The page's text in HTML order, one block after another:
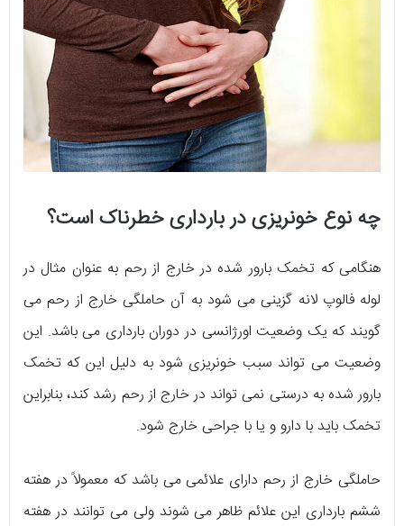
چه نوع خونریزی در بارداری خطرناک است؟
هنگامی که تخمک بارور شده در خارج از رحم به عنوان مثال در
لوله فالوپ لانه گزینی می شود به آن حاملگی خارج از رحم می
گویند که یک وضعیت اورژانسی در دوران بارداری می باشد. این
وضعیت می تواند سبب خونریزی شود به دلیل این که تخمک
بارور شده به درستی نمی تواند در خارج از رحم رشد کند، بنابراین
تخمک باید با دارو و یا با جراحی خارج شود.
حاملگی خارج از رحم دارای علائمی می باشد که معمولاً در هفته
ششم بارداری این علائم ظاهر می شوند ولی می توانند در هفته